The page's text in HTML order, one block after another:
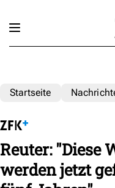
Startseite
Reuter: "Diese
werden jetzt